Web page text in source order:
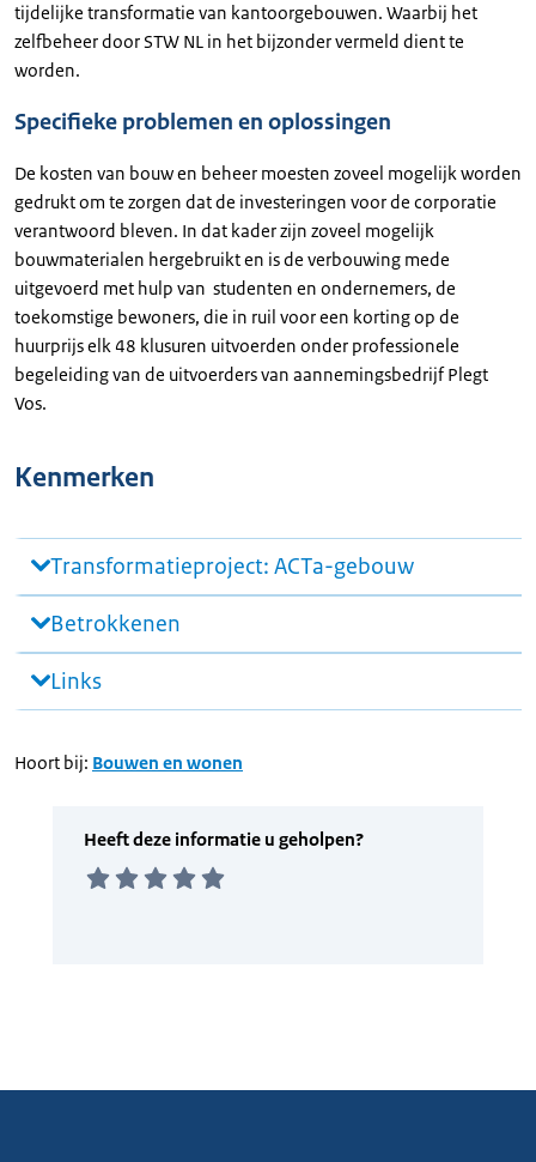
tijdelijke transformatie van kantoorgebouwen. Waarbij het
zelfbeheer door STW NL in het bijzonder vermeld dient te
worden.
Specifieke problemen en oplossingen
De kosten van bouw en beheer moesten zoveel mogelijk worden
gedrukt om te zorgen dat de investeringen voor de corporatie
verantwoord bleven. In dat kader zijn zoveel mogelijk
bouwmaterialen hergebruikt en is de verbouwing mede
uitgevoerd met hulp van studenten en ondernemers, de
toekomstige bewoners, die in ruil voor een korting op de
huurprijs elk 48 klusuren uitvoerden onder professionele
begeleiding van de uitvoerders van aannemingsbedrijf Plegt
Vos.
Kenmerken
Transformatieproject: ACTa-gebouw
Betrokkenen
Links
Hoort bij: Bouwen en wonen